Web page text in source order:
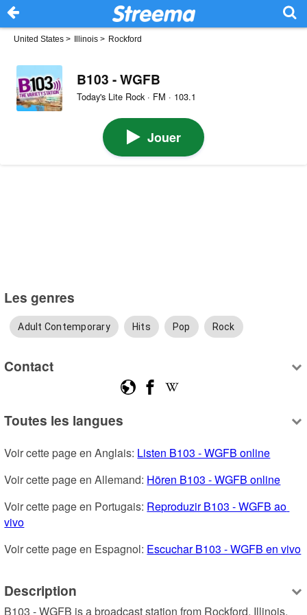
United States > Illinois > Rockford
B103 - WGFB
Today's Lite Rock · FM · 103.1
Jouer
Les genres
Adult Contemporary Hits Pop Rock
Contact
Toutes les langues
Voir cette page en Anglais: Listen B103 - WGFB online
Voir cette page en Allemand: Hören B103 - WGFB online
Voir cette page en Portugais: Reproduzir B103 - WGFB ao
vivo
Voir cette page en Espagnol: Escuchar B103 - WGFB en vivo
Description
B103 - WGFB is a broadcast station from Rockford, Illinois,